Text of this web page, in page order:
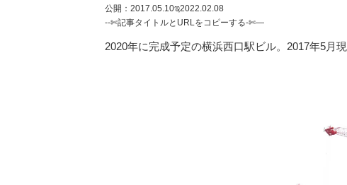
公開：2017.05.10ಇ2022.02.08
--✄記事タイトルとURLをコピーする-✄—
2020年に完成予定の横浜西口駅ビル。2017年5月